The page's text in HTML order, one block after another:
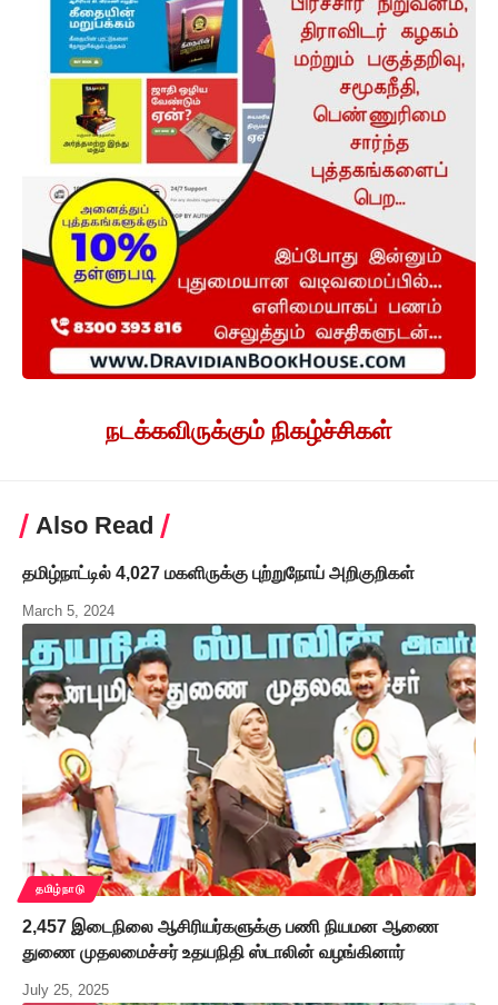
நடக்கவிருக்கும் நிகழ்ச்சிகள்
Also Read
தமிழ்நாட்டில் 4,027 மகளிருக்கு புற்றுநோய் அறிகுறிகள்
March 5, 2024
தமிழ்நாடு
2,457 இடைநிலை ஆசிரியர்களுக்கு பணி நியமன ஆணை
துணை முதலமைச்சர் உதயநிதி ஸ்டாலின் வழங்கினார்
July 25, 2025